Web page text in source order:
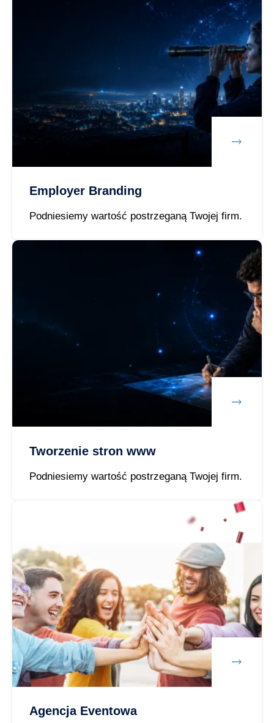
Employer Branding
Podniesiemy wartość postrzeganą Twojej firm.
Tworzenie stron www
Podniesiemy wartość postrzeganą Twojej firm.
Agencja Eventowa